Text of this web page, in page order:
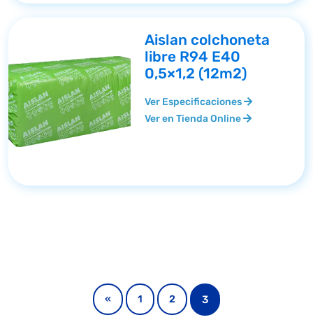
Aislan colchoneta
libre R94 E40
0,5×1,2 (12m2)
Ver Especificaciones
Ver en Tienda Online
« 1 2 3